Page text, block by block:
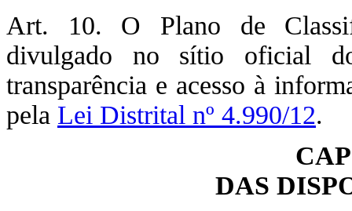
Art. 10. O Plano de
divulgado no sítio oficial
transparência e acesso à
pela Lei Distrital nº 4.990/12.
DAS